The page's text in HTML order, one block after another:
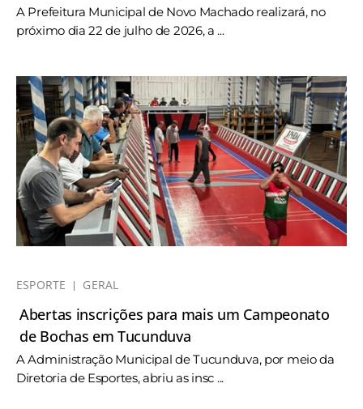
A Prefeitura Municipal de Novo Machado realizará, no
próximo dia 22 de julho de 2026, a ...
ESPORTE GERAL
Abertas inscrições para mais um Campeonato
de Bochas em Tucunduva
A Administração Municipal de Tucunduva, por meio da
Diretoria de Esportes, abriu as insc ...